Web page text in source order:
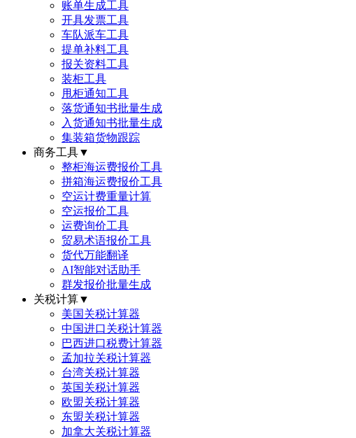
账单生成工具
开具发票工具
车队派车工具
提单补料工具
报关资料工具
装柜工具
甩柜通知工具
落货通知书批量生成
入货通知书批量生成
集装箱货物跟踪
商务工具▼
整柜海运费报价工具
拼箱海运费报价工具
空运计费重量计算
空运报价工具
运费询价工具
贸易术语报价工具
货代万能翻译
AI智能对话助手
群发报价批量生成
关税计算▼
美国关税计算器
中国进口关税计算器
巴西进口税费计算器
孟加拉关税计算器
台湾关税计算器
英国关税计算器
欧盟关税计算器
东盟关税计算器
加拿大关税计算器